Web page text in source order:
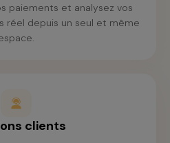
paiements et analysez vos
réel depuis un seul et même
clients